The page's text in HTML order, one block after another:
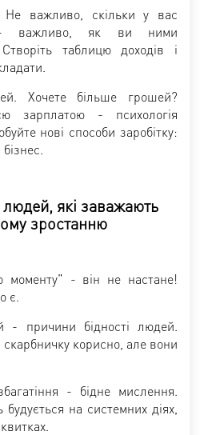
Не важливо, скільки у вас
важливо, як ви ними
таблицю доходів і
Хочете більше грошей?
зарплатою - психологія
нові способи заробітку:
які заважають
зростанню
моменту" - він не настане!
є.
- причини бідності людей.
корисно, але вони
- бідне мислення.
будується на системних діях,